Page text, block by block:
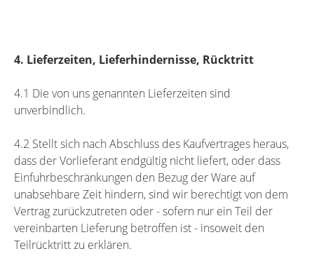
4. Lieferzeiten, Lieferhindernisse, Rücktritt
4.1 Die von uns genannten Lieferzeiten sind
unverbindlich.
4.2 Stellt sich nach Abschluss des Kaufvertrages heraus,
dass der Vorlieferant endgültig nicht liefert, oder dass
Einfuhrbeschränkungen den Bezug der Ware auf
unabsehbare Zeit hindern, sind wir berechtigt von dem
Vertrag zurückzutreten oder - sofern nur ein Teil der
vereinbarten Lieferung betroffen ist - insoweit den
Teilrücktritt zu erklären.